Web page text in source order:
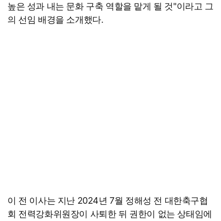
높은 성과 내는 문화 구축 역할을 맡게 될 것"이라고 그
의 선임 배경을 소개했다.
이 전 이사는 지난 2024년 7월 정해성 전 대한축구협
회 전력강화위원장이 사퇴한 뒤 권한이 없는 상태임에